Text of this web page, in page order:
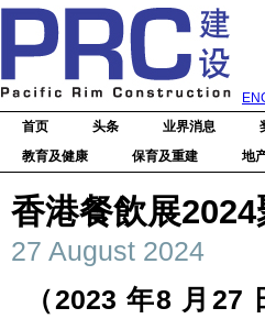
首页
头条 业界消息
教育及健康
保育及重建 地
香港餐飲展
27 August 2024
（2023 年8 月